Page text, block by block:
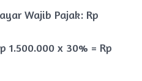
Wajib Pajak: Rp
1.500.000 x 30% = Rp